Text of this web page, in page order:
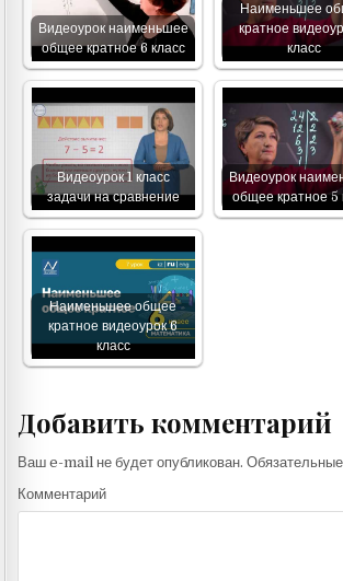
Видеоурок наименьшее
общее кратное 6 класс
Наименьшее
кратное
класс
Видеоурок 1 класс
задачи на сравнение
Видеоурок
общее кратное 5
Наименьшее общее
кратное видеоурок 6
класс
Добавить комментарий
Ваш e-mail не будет опубликован.
Комментарий